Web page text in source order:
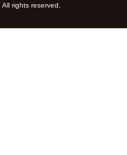
rights reserved.